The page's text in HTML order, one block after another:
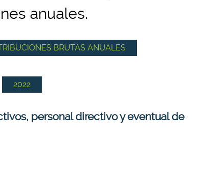
anuales.
BRUTAS ANUALES
2022
personal directivo y eventual de